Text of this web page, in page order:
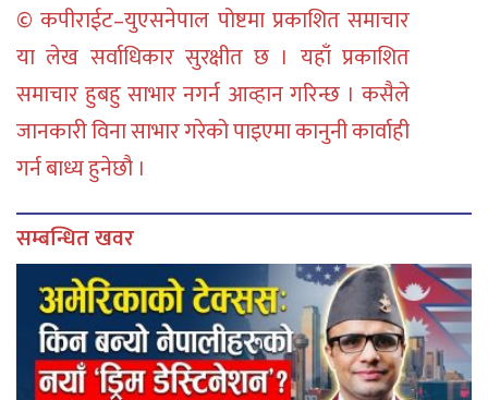
© कपीराईट–युएसनेपाल पोष्टमा प्रकाशित समाचार
या लेख सर्वाधिकार सुरक्षीत छ । यहाँ प्रकाशित
समाचार हुबहु साभार नगर्न आव्हान गरिन्छ । कसैले
जानकारी विना साभार गरेको पाइएमा कानुनी कार्वाही
गर्न बाध्य हुनेछौ ।
सम्बन्धित खवर